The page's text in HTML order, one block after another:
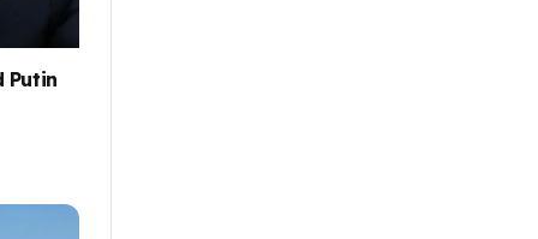
Putin